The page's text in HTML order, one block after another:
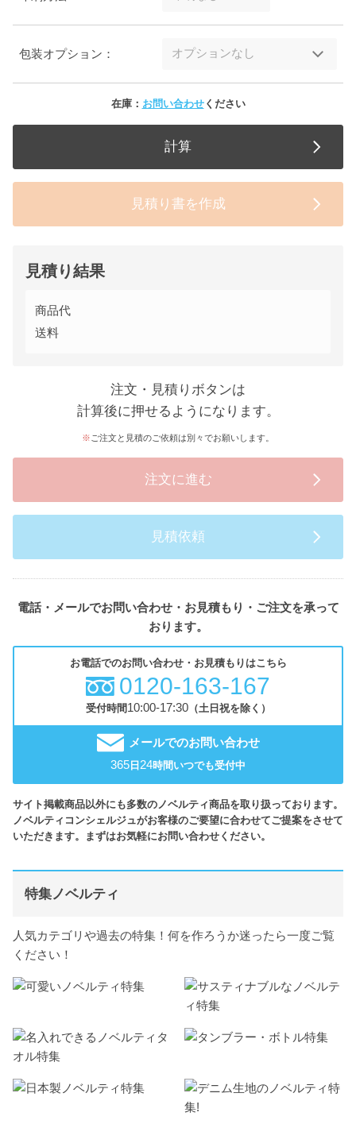
包装オプション：
在庫： お問い合わせください
計算
見積り書を作成
見積り結果
商品代
送料
注文・見積りボタンは
計算後に押せるようになります。
ご注文と見積のご依頼は別々でお願いします。
注文に進む
見積依頼
電話・メールでお問い合わせ・お見積もり・ご注文を承って
おります。
お電話でのお問い合わせ・お見積もりはこちら
0120-163-167
受付時間10:00-17:30（土日祝を除く）
メールでのお問い合わせ
365日24時間いつでも受付中
サイト掲載商品以外にも多数のノベルティ商品を取り扱っております。
ノベルティコンシェルジュがお客様のご要望に合わせてご提案をさせて
いただきます。まずはお気軽にお問い合わせください。
特集ノベルティ
人気カテゴリや過去の特集！何を作ろうか迷ったら一度ご覧
ください！